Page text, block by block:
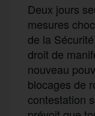
Deux jours
mesures
de la Sécurité,
droit de
nouveau
blocages de
contestation